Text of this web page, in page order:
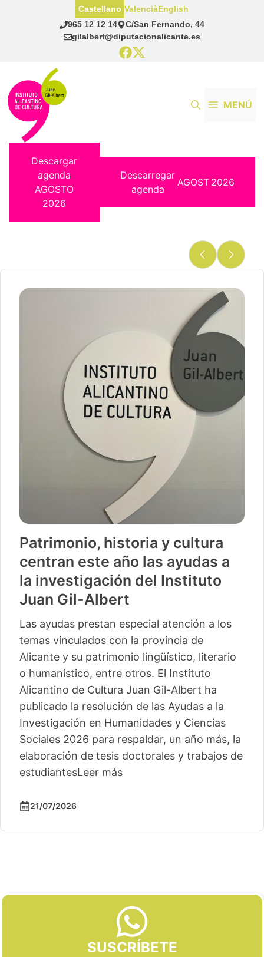
965 12 12 14
C/San Fernando, 44
gilalbert@diputacionalicante.es
Castellano ValenciàEnglish
MENÚ
Descargar
agenda
AGOSTO
2026
Descarregar
agenda
AGOST 2026
Patrimonio, historia y cultura
centran este año las ayudas a
la investigación del Instituto
Juan Gil-Albert
Las ayudas prestan especial atención a los
temas vinculados con la provincia de
Alicante y su patrimonio lingüístico, literario
o humanístico, entre otros. El Instituto
Alicantino de Cultura Juan Gil-Albert ha
publicado la resolución de las Ayudas a la
Investigación en Humanidades y Ciencias
Sociales 2026 para respaldar, un año más, la
elaboración de tesis doctorales y trabajos de
estudiantesLeer más
21/07/2026
SUSCRÍBETE